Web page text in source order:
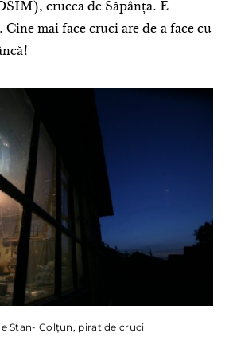
crucea de Săpânţa. E
mai face cruci are de-a face cu
Stan- Colțun, pirat de cruci